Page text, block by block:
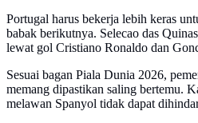
Portugal harus bekerja lebih keras
babak berikutnya. Selecao das
lewat gol Cristiano Ronaldo dan
Sesuai bagan Piala Dunia 2026,
memang dipastikan saling bertemu.
melawan Spanyol tidak dapat